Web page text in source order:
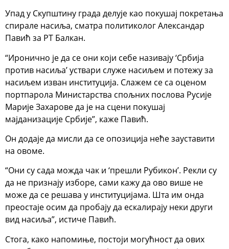
Упад у Скупштину града делује као покушај покретања
спирале насиља, сматра политиколог Александар
Павић за РТ Балкан.
“Иронично је да се они који себе називају ‘Србија
против насиља’ уствари служе насиљем и потежу за
насиљем изван институција. Слажем се са оценом
портпарола Министарства спољних послова Русије
Марије Захарове да је на сцени покушај
мајданизације Србије”, каже Павић.
Он додаје да мисли да се опозиција неће зауставити
на овоме.
“Они су сада можда чак и ‘прешли Рубикон’. Рекли су
да не признају изборе, сами кажу да ово више не
може да се решава у институцијама. Шта им онда
преостаје осим да пробају да ескалирају неки други
вид насиља”, истиче Павић.
Стога, како напомиње, постоји могућност да ових